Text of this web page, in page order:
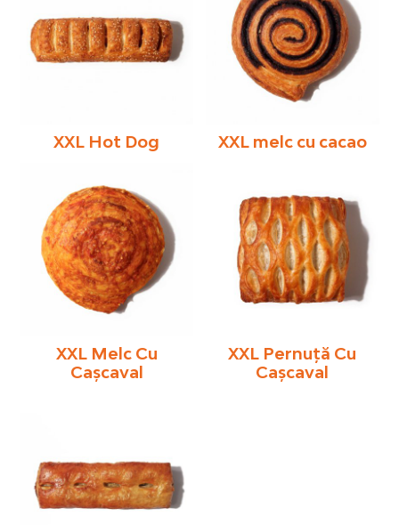
XXL Hot Dog XXL melc cu cacao
XXL Melc Cu
Caşcaval
XXL Pernuță Cu
Cașcaval